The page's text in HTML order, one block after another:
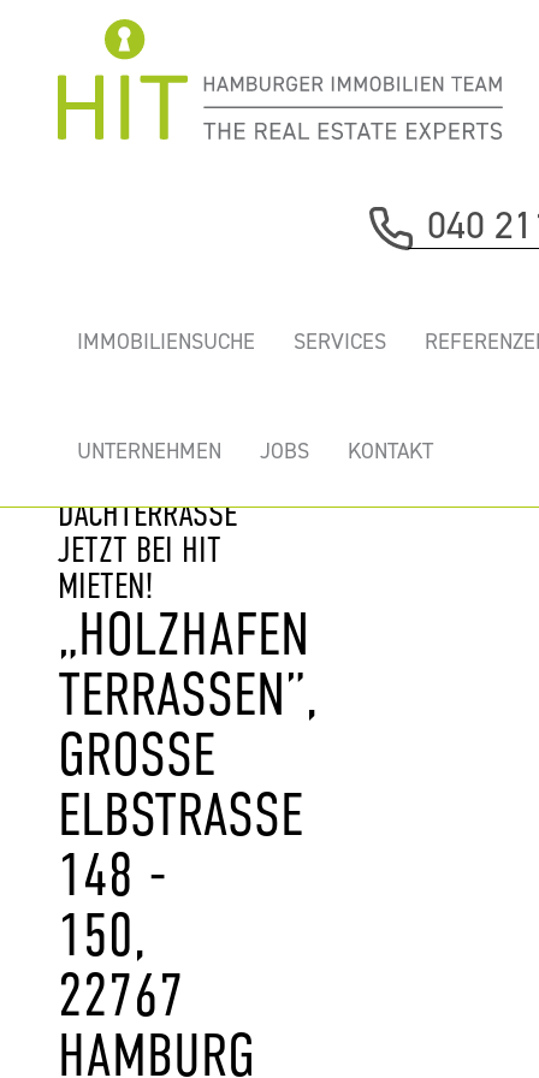
040
IMMOBILIENSUCHE SERVICES
UNTERNEHMEN JOBS KONTAKT
„HOLZHAFEN
BÜRO MIT
DACHTERRASSE
JETZT BEI HIT
MIETEN!
„HOLZHAFEN
TERRASSEN”,
GROSSE E
LBSTRASSE 14
8 - 15
0, 22
767 HA
MBURG AL